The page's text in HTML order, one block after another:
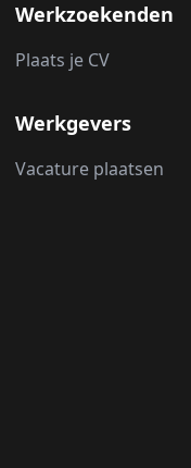
Werkzoekenden
Plaats je CV
Werkgevers
Vacature plaatsen